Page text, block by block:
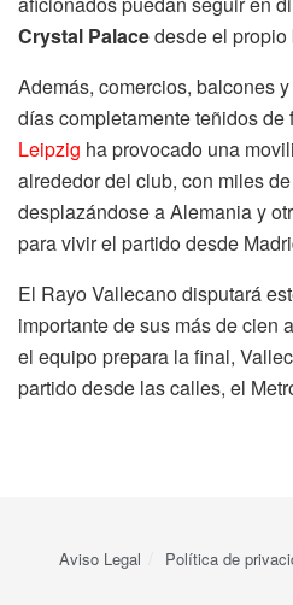
Crystal Palacedesde el propio
Además, comercios, balcones
días completamente teñidos de
Leipzig ha provocado una
alrededor del club, con miles
desplazándose a Alemania y
para vivir el partido desde
El Rayo Vallecano disputará
importante de sus más de cien
el equipo prepara la final,
partido desde las calles, el
Aviso Legal Política de